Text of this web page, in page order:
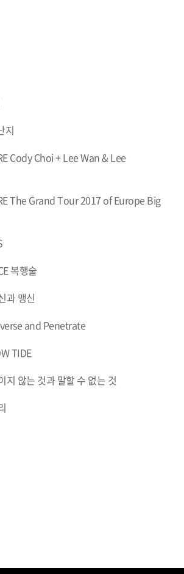
지
Cody Choi + Lee Wan & Lee
The Grand Tour 2017 of Europe Big
복행술
과 맹신
and Penetrate
TIDE
지 않는 것과 말할 수 없는 것